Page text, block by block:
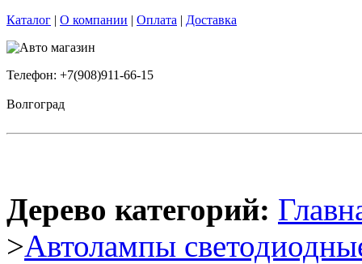
Каталог | О компании | Оплата | Доставка
Телефон: +7(908)911-66-15
Волгоград
Дерево категорий:
>Автолампы